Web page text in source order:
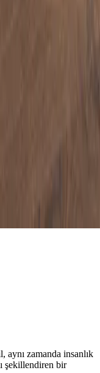
aynı zamanda insanlık
şekillendiren bir